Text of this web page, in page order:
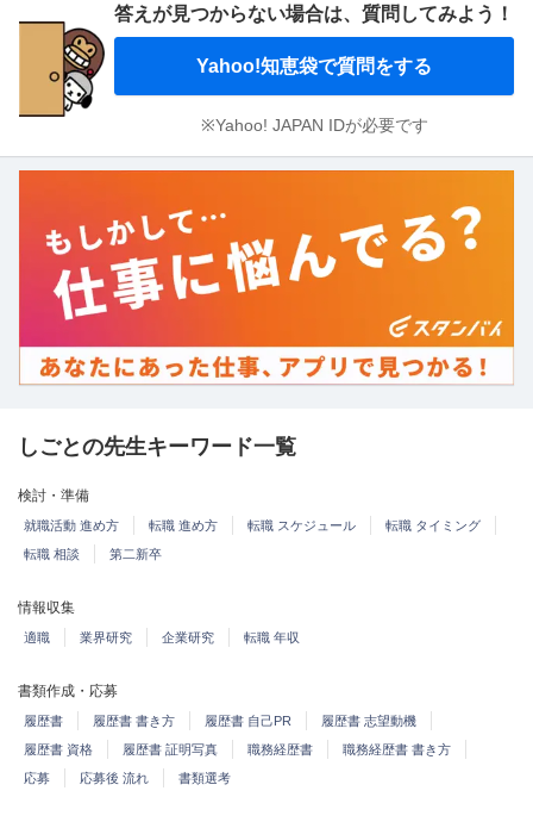
答えが見つからない場合は、 質問してみよう！
Yahoo!知恵袋で質問をする
※Yahoo! JAPAN IDが必要です
しごとの先生キーワード一覧
検討・準備
就職活動 進め方 転職 進め方 転職 スケジュール
転職 タイミング
転職 相談
第二新卒
情報収集
適職 業界研究 企業研究 転職 年収
書類作成・応募
履歴書 履歴書 書き方 履歴書 自己PR
履歴書 志望動機
履歴書 資格
履歴書 証明写真 職務経歴書
職務経歴書 書き方
応募
応募後 流れ 書類選考